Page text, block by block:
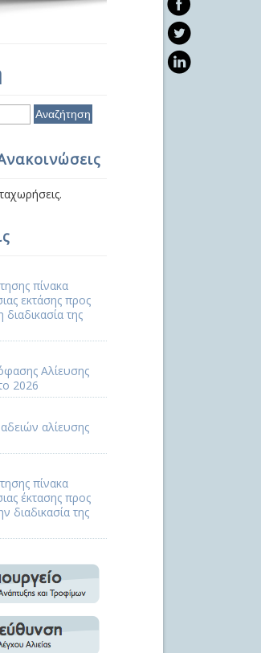
πίνακα
εκτάσης προς
της
Αλίευσης
2026
αλίευσης
πίνακα
έκτασης προς
διαδικασία της